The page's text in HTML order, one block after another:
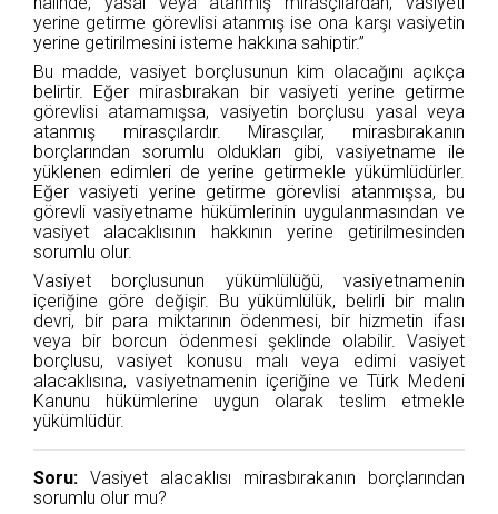
yerine getirme görevlisi atanmış ise ona karşı vasiyetin
yerine getirilmesini isteme hakkına sahiptir.”
Bu madde, vasiyet borçlusunun kim olacağını açıkça
belirtir. Eğer mirasbırakan bir vasiyeti yerine getirme
görevlisi atamamışsa, vasiyetin borçlusu yasal veya
atanmış mirasçılardır. Mirasçılar, mirasbırakanın
borçlarından sorumlu oldukları gibi, vasiyetname ile
yüklenen edimleri de yerine getirmekle yükümlüdürler.
Eğer vasiyeti yerine getirme görevlisi atanmışsa, bu
görevli vasiyetname hükümlerinin uygulanmasından ve
vasiyet alacaklısının hakkının yerine getirilmesinden
sorumlu olur.
Vasiyet borçlusunun yükümlülüğü, vasiyetnamenin
içeriğine göre değişir. Bu yükümlülük, belirli bir malın
devri, bir para miktarının ödenmesi, bir hizmetin ifası
veya bir borcun ödenmesi şeklinde olabilir. Vasiyet
borçlusu, vasiyet konusu malı veya edimi vasiyet
alacaklısına, vasiyetnamenin içeriğine ve Türk Medeni
Kanunu hükümlerine uygun olarak teslim etmekle
yükümlüdür.
Soru: Vasiyet alacaklısı mirasbırakanın borçlarından
sorumlu olur mu?